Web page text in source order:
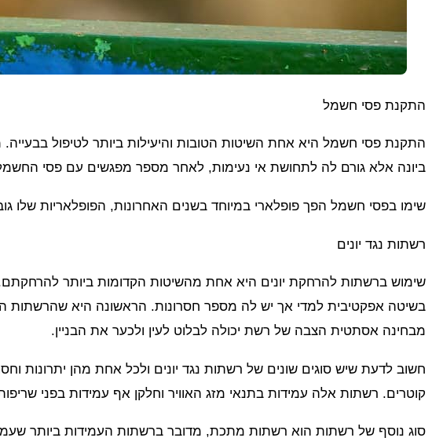
התקנת פסי חשמל
התקנת פסי חשמל היא אחת השיטות הטובות והיעילות ביותר לטיפול
ביונה אלא גורם לה לתחושת אי נעימות, לאחר מספר מפגשים עם פסי
שימו בפסי חשמל הפך פופלארי במיוחד בשנים האחרונות, הפופלאריות שלו
רשתות נגד יונים
שימוש ברשתות להרחקת יונים היא אחת מהשיטות הקדומות ביותר להרחקתם.
בשיטה אפקטיבית למדי אך יש לה מספר חסרונות. הראשונה היא שהרשתות
מבחינה אסתטית הצבה של רשת יכולה לבלוט לעין ולכער את הבניין.
חשוב לדעת שיש סוגים שונים של רשתות נגד יונים ולכל אחת מהן יתרונות
קוטרים. רשתות אלה עמידות בתנאי מזג האוויר וחלקן אף עמידות בפני
סוג נוסף של רשתות הוא רשתות מתכת, מדובר ברשתות העמידות ביותר